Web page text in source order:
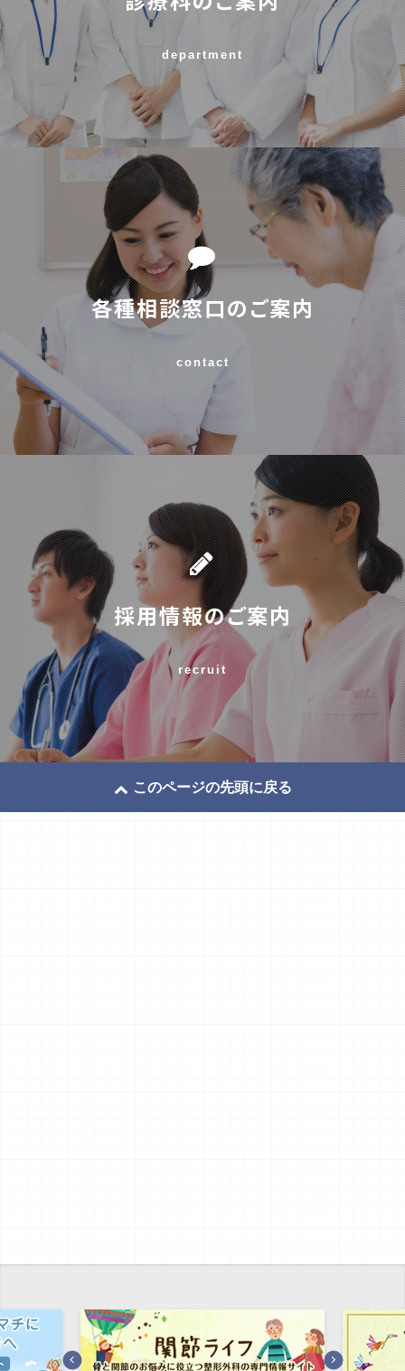
department
各種相談窓口のご案内
contact
採用情報のご案内
recruit
このページの先頭に戻る